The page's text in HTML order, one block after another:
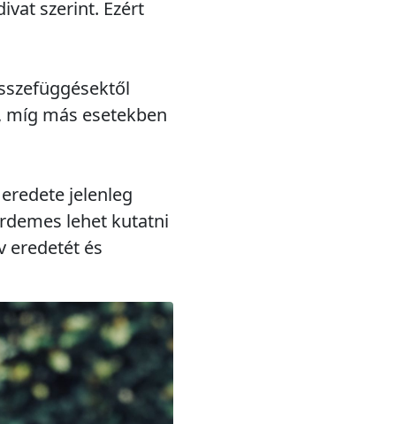
szerint. Ezért
míg más esetekben
jelenleg
lehet kutatni
eredetét és